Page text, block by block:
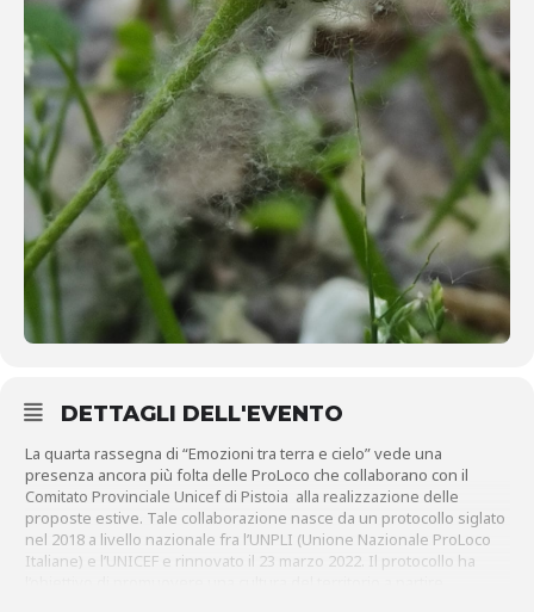
DETTAGLI DELL'EVENTO
La quarta rassegna di “Emozioni tra terra e cielo” vede una
presenza ancora più folta delle ProLoco che collaborano con il
Comitato Provinciale Unicef di Pistoia alla realizzazione delle
proposte estive. Tale collaborazione nasce da un protocollo siglato
nel 2018 a livello nazionale fra l’UNPLI (Unione Nazionale ProLoco
Italiane) e l’UNICEF e rinnovato il 23 marzo 2022. Il protocollo ha